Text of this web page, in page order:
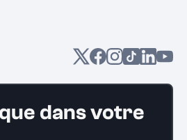
dans votre